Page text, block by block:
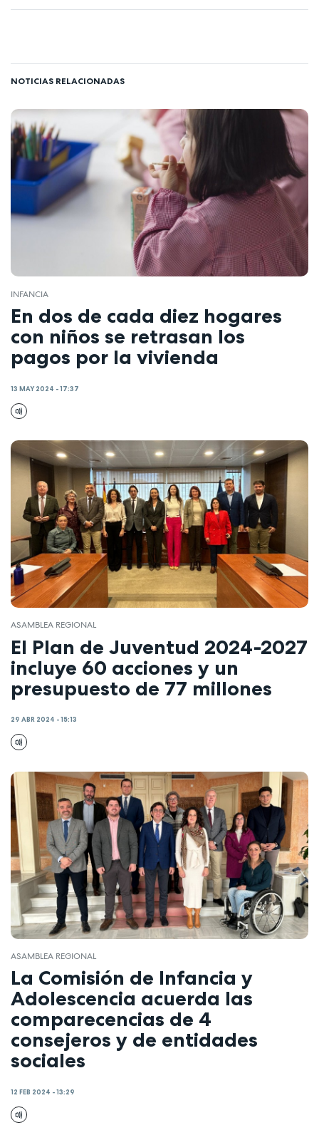
NOTICIAS RELACIONADAS
INFANCIA
En dos de cada diez hogares
con niños se retrasan los
pagos por la vivienda
13 MAY 2024 - 17:37
ASAMBLEA REGIONAL
El Plan de Juventud 2024-2027
incluye 60 acciones y un
presupuesto de 77 millones
29 ABR 2024 - 15:13
ASAMBLEA REGIONAL
La Comisión de Infancia y
Adolescencia acuerda las
comparecencias de 4
consejeros y de entidades
sociales
12 FEB 2024 - 13:29